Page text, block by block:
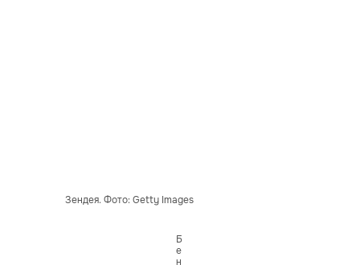
Зендея. Фото: Getty Images
Б
е
н